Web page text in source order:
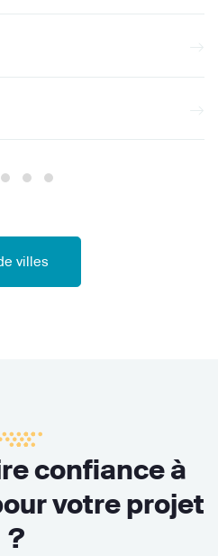
villes
confiance à
votre projet
?